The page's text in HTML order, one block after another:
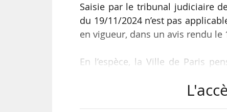
Saisie par le tribunal judiciaire
du 19/11/2024 n’est pas
en vigueur, dans un avis rendu le
En l’espèce, la Ville de Paris
prononcer des amendes à